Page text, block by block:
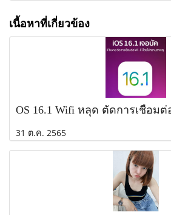
เนื้อหาที่เกี่ยวข้อง
OS 16.1 Wifi หลุด ตัดการเชื่อมต่
31 ต.ค. 2565